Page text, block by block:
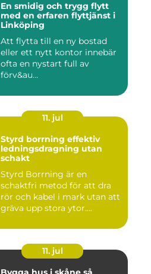
En smidig och trygg flytt
med en erfaren flyttjänst i
Linköping
Att flytta till en ny bostad
eller ett nytt kontor innebär
ofta en nystart full av
förv&au...
11. jul
Styrd borrning effektiv
ledningsdragning utan
schakt
Styrd Borrning är en
schaktfri metod för att dra
rör och kabel i mark utan att
gräva upp stora ytor....
11. jul